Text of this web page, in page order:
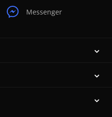
Messenger